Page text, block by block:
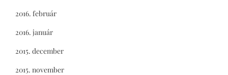
2016. február
2016. január
2015. december
2015. november